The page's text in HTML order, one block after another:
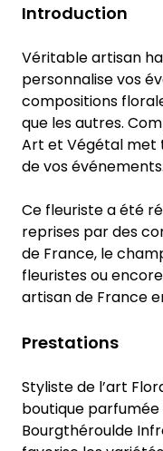
Introduction
Véritable artisan
personnalise vos
compositions
que les autres.
Art et Végétal met
de vos événements.
Ce fleuriste a été
reprises par des
de France, le
fleuristes ou
artisan de France
Prestations
Styliste de l’art
boutique
Bourgthéroulde